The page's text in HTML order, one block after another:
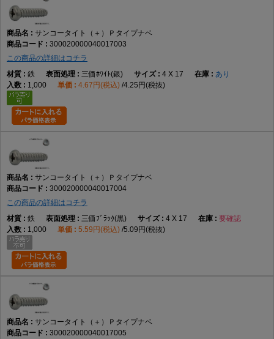
サンコータイト（＋）Ｐタイプナベ
300020000040017003
この商品の詳細はコチラ
鉄
三価ﾎﾜｲﾄ(銀) 4 X 17
あり
1,000
4.67円(税込) 4.25円(税抜)
サンコータイト（＋）Ｐタイプナベ
300020000040017004
この商品の詳細はコチラ
鉄
三価ﾌﾞﾗｯｸ(黒) 4 X 17
要確認
1,000
5.59円(税込) 5.09円(税抜)
サンコータイト（＋）Ｐタイプナベ
300020000040017005